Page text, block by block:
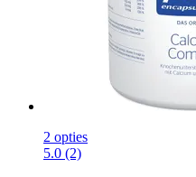
2 opties
5.0 (2)